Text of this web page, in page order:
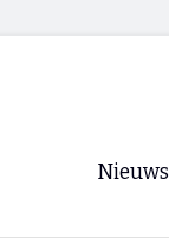
Nieuws